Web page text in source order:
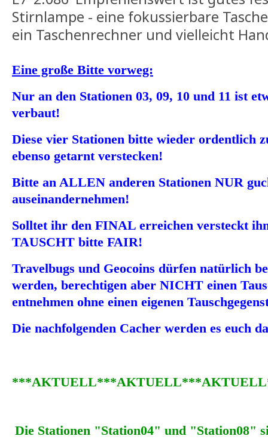
Stirnlampe - eine fokussierbare
ein Taschenrechner und vielleicht
Eine große Bitte vorweg:
Nur an den Stationen 03, 09, 10 und 11 ist
verbaut!
Diese vier Stationen bitte wieder ordentlich
ebenso getarnt verstecken!
Bitte an ALLEN anderen Stationen NUR
auseinandernehmen!
Solltet ihr den FINAL erreichen versteckt
TAUSCHT bitte FAIR!
Travelbugs und Geocoins dürfen natürlich
werden, berechtigen aber NICHT einen
entnehmen ohne einen eigenen
Die nachfolgenden Cacher werden es euch
Die Stationen "Station04" und "Station08"